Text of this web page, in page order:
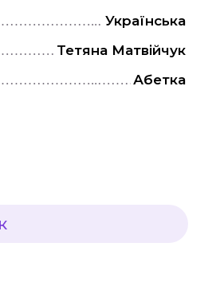
Українська
Тетяна Матвійчук
Абетка